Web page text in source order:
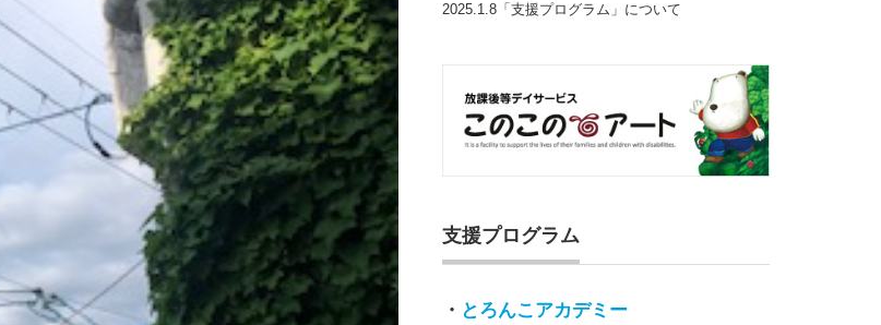
2025.1.8「支援プログラム」について
支援プログラム
・ とろんこアカデミー